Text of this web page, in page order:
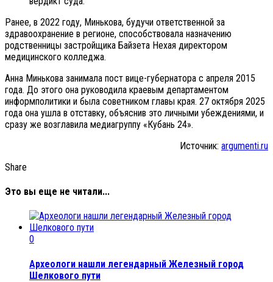
Ранее, в 2022 году, Минькова, будучи ответственной за
здравоохранение в регионе, способствовала назначению
родственницы застройщика Байзета Нехая директором
медицинского колледжа.
Анна Минькова занимала пост вице-губернатора с апреля 2015
года. До этого она руководила краевым департаментом
информполитики и была советником главы края. 27 октября 2025
года она ушла в отставку, объяснив это личными убеждениями, и
сразу же возглавила медиагруппу «Кубань 24».
Источник: argumenti.ru
Share
Это вы еще не читали...
0
Археологи нашли легендарный Железный город
Шелкового пути